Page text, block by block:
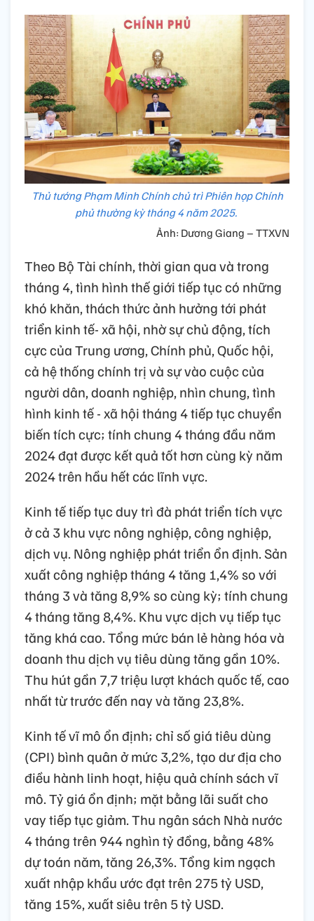
Thủ tướng Phạm Minh Chính chủ trì Phiên họp Chính
phủ thường kỳ tháng 4 năm 2025.
Ảnh: Dương Giang – TTXVN
Theo Bộ Tài chính, thời gian qua và trong
tháng 4, tình hình thế giới tiếp tục có những
khó khăn, thách thức ảnh hưởng tới phát
triển kinh tế- xã hội, nhờ sự chủ động, tích
cực của Trung ương, Chính phủ, Quốc hội,
cả hệ thống chính trị và sự vào cuộc của
người dân, doanh nghiệp, nhìn chung, tình
hình kinh tế - xã hội tháng 4 tiếp tục chuyển
biến tích cực; tính chung 4 tháng đầu năm
2024 đạt được kết quả tốt hơn cùng kỳ năm
2024 trên hầu hết các lĩnh vực.
Kinh tế tiếp tục duy trì đà phát triển tích vực
ở cả 3 khu vực nông nghiệp, công nghiệp,
dịch vụ. Nông nghiệp phát triển ổn định. Sản
xuất công nghiệp tháng 4 tăng 1,4% so với
tháng 3 và tăng 8,9% so cùng kỳ; tính chung
4 tháng tăng 8,4%. Khu vực dịch vụ tiếp tục
tăng khá cao. Tổng mức bán lẻ hàng hóa và
doanh thu dịch vụ tiêu dùng tăng gần 10%.
Thu hút gần 7,7 triệu lượt khách quốc tế, cao
nhất từ trước đến nay và tăng 23,8%.
Kinh tế vĩ mô ổn định; chỉ số giá tiêu dùng
(CPI) bình quân ở mức 3,2%, tạo dư địa cho
điều hành linh hoạt, hiệu quả chính sách vĩ
mô. Tỷ giá ổn định; mặt bằng lãi suất cho
vay tiếp tục giảm. Thu ngân sách Nhà nước
4 tháng trên 944 nghìn tỷ đồng, bằng 48%
dự toán năm, tăng 26,3%. Tổng kim ngạch
xuất nhập khẩu ước đạt trên 275 tỷ USD,
tăng 15%, xuất siêu trên 5 tỷ USD.